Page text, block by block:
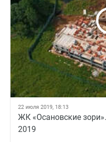
22 июля 2019, 18:13
ЖК «Осановские
2019